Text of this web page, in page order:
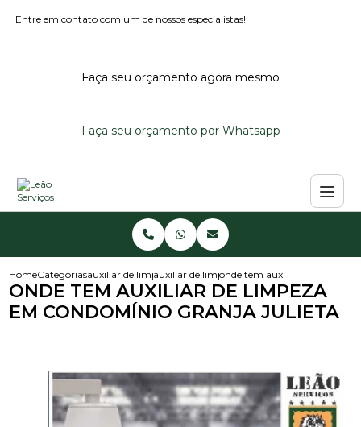
Entre em contato com um de nossos especialistas!
Faça seu orçamento agora mesmo
Faça seu orçamento por Whatsapp
HomeCategoriasauxiliar de limpezaauxiliar de limpeza em escola particular
onde tem auxiliar de limpeza
ONDE TEM AUXILIAR DE LIMPEZA
EM CONDOMÍNIO GRANJA JULIETA